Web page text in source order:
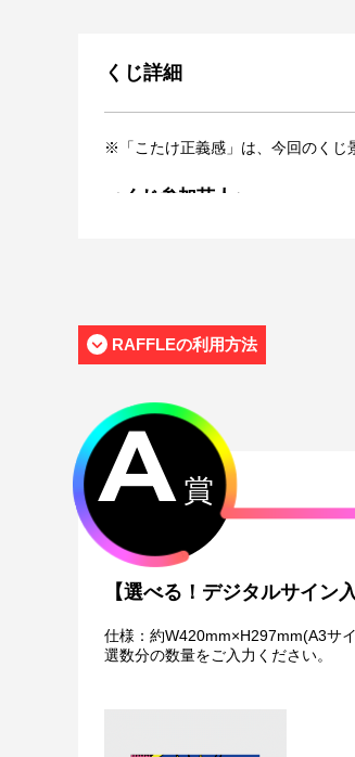
くじ詳細
※「こたけ正義感」は、今回のくじ
＜くじ参加芸人＞
ナチョス。
まいあんつ
ぱーてぃーちゃん
豆鉄砲
チュランペット
フタリシズカ
金の国
Gパンパンダ
ファイヤーサンダー
ラパルフェ
Aマッソ
RAFFLEの利用方法
A 賞
【選べる！デジタルサイン
仕様：約W420mm×H297mm(A3サ
選数分の数量をご入力ください。